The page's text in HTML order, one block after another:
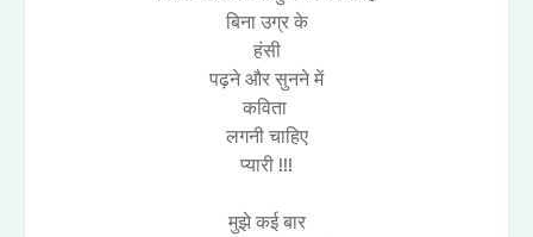
बिना उग्र के
हंसी
पढ़ने और सुनने में
कविता
लगनी चाहिए
प्यारी !!!
मुझे कई बार